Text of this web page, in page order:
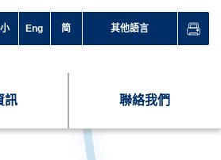
Eng 简 其他語言
訊 聯絡我們